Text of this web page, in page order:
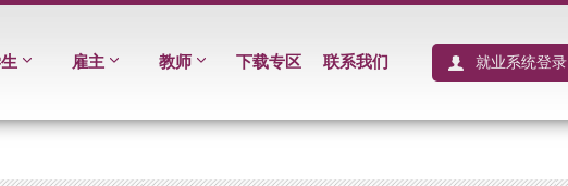
雇主 教师 下载专区 联系我们 就业系统登录